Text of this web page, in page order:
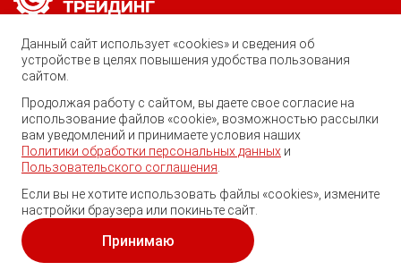
Позвоните нам по любому вопросу:
8 (800) 222-40-61
Ростов-на-Дону, ул. Вавилова, 59
trade@ep-group.ru
© 2010-2024. Европолимер-Трейдинг.
Все права защищены.
Политика обработки персональных данных
Данный сайт использует «cookies» и сведения об
устройстве в целях повышения удобства пользования
сайтом.
Продолжая работу с сайтом, вы даете свое согласие на
использование файлов «cookie», возможностью рассылки
вам уведомлений и принимаете условия наших
Политики обработки персональных данных и
Пользовательского соглашения
Если вы не хотите использовать файлы «cookies», измените
настройки браузера или покиньте сайт.
Принимаю